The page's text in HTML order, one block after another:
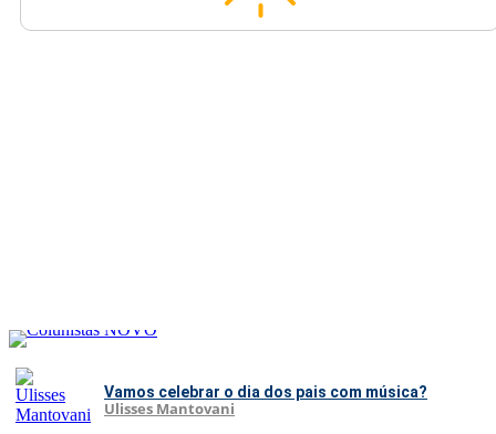
Vamos celebrar o dia dos pais com música?
Ulisses Mantovani